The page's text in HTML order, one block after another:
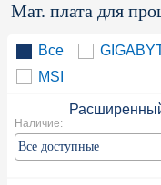
Мат. плата для
Все
MSI
Наличие: